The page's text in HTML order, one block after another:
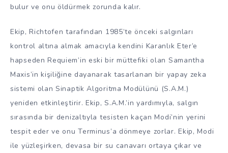
bulur ve onu öldürmek zorunda kalır.
Ekip, Richtofen tarafından 1985’te önceki salgınları
kontrol altına almak amacıyla kendini Karanlık Eter’e
hapseden Requiem’in eski bir müttefiki olan Samantha
Maxis’in kişiliğine dayanarak tasarlanan bir yapay zeka
sistemi olan Sinaptik Algoritma Modülünü (S.A.M.)
yeniden etkinleştirir. Ekip, S.A.M.’in yardımıyla, salgın
sırasında bir denizaltıyla tesisten kaçan Modi’nin yerini
tespit eder ve onu Terminus’a dönmeye zorlar. Ekip, Modi
ile yüzleşirken, devasa bir su canavarı ortaya çıkar ve